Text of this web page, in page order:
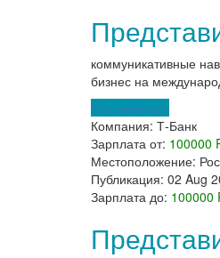
коммуникативные
бизнес на
Откликнуться
Компания: Т-Банк
Зарплата от: 100000
Местоположение:
Публикация: 02 Aug
Зарплата до: 100000